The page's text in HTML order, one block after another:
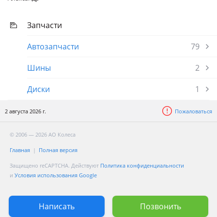
Запчасти
Автозапчасти
79
Шины
2
Диски
1
2 августа 2026 г. Пожаловаться
Написать Позвонить
© 2006 — 2026 АО Колеса
Главная Полная версия
Защищено reCAPTCHA. Действуют Политика конфиденциальности
и Условия использования Google